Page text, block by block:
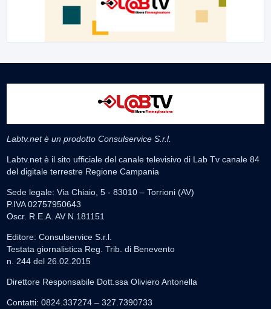
Labtv.net è un prodotto Consulservice S.r.l.
Labtv.net è il sito ufficiale del canale televisivo di Lab Tv canale 84
del digitale terrestre Regione Campania
Sede legale: Via Chiaio, 5 - 83010 – Torrioni (AV)
P.IVA 02757950643
Oscr. R.E.A. AV N.181151
Editore: Consulservice S.r.l.
Testata giornalistica Reg. Trib. di Benevento
n. 244 del 26.02.2015
Direttore Responsabile Dott.ssa Oliviero Antonella
Contatti: 0824.337274 – 327.7390733